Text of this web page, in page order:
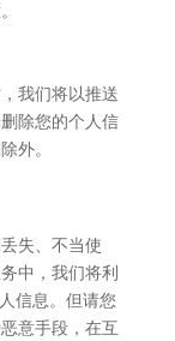
我们将以推送
除您的个人信
外。
失、不当使
中，我们将利
信息。但请您
意手段，在互